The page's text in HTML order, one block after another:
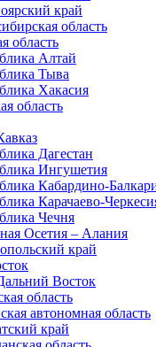
край
область
область
Алтай
Тыва
Хакасия
область
Дагестан
Ингушетия
Кабардино-
Карачаево-
Чечня
Осетия – Алания
край
Восток
область
автономная область
край